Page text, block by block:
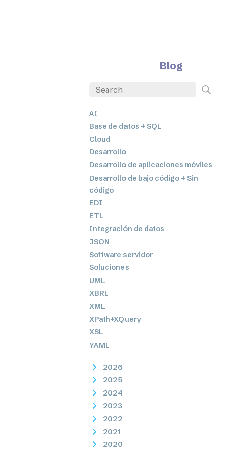
Blog
AI
Base de datos + SQL
Cloud
Desarrollo
Desarrollo de aplicaciones móviles
Desarrollo de bajo código + Sin
código
EDI
ETL
Integración de datos
JSON
Software servidor
Soluciones
UML
XBRL
XML
XPath+XQuery
XSL
YAML
2026
2025
2024
2023
2022
2021
2020